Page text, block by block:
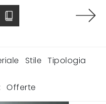
Stile Tipologia
Offerte